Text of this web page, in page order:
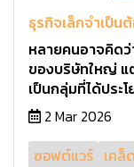
ธุรกิจเล็กจำเป็น
หลายคนอาจคิดว่
ของบริษัทใหญ่ แ
เป็นกลุ่มที่ได้ประ
2 Mar 2026
ซอฟต์แวร์ เคล็